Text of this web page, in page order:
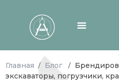
Главная / Блог /
экскаваторы, погрузчики,